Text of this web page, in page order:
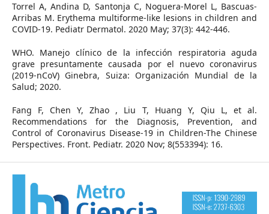
Torrel A, Andina D, Santonja C, Noguera-Morel L, Bascuas-
Arribas M. Erythema multiforme-like lesions in children and
COVID-19. Pediatr Dermatol. 2020 May; 37(3): 442-446.
WHO. Manejo clínico de la infección respiratoria aguda
grave presuntamente causada por el nuevo coronavirus
(2019-nCoV) Ginebra, Suiza: Organización Mundial de la
Salud; 2020.
Fang F, Chen Y, Zhao , Liu T, Huang Y, Qiu L, et al.
Recommendations for the Diagnosis, Prevention, and
Control of Coronavirus Disease-19 in Children-The Chinese
Perspectives. Front. Pediatr. 2020 Nov; 8(553394): 16.